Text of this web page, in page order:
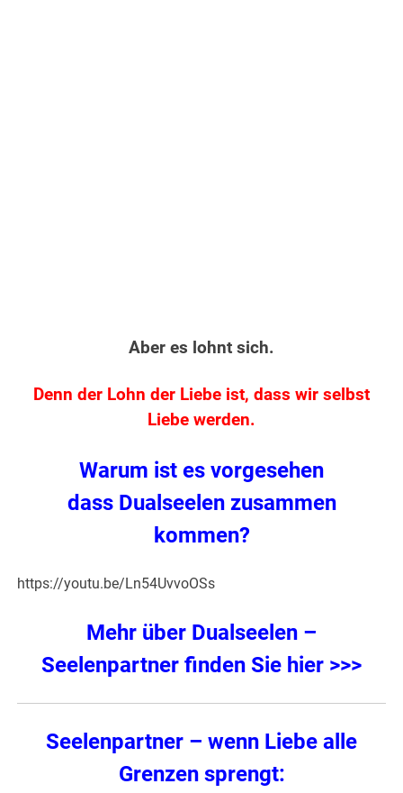
Aber es lohnt sich.
Denn der Lohn der Liebe ist, dass wir selbst
Liebe werden.
Warum ist es vorgesehen
dass Dualseelen zusammen
kommen?
https://youtu.be/Ln54UvvoOSs
Mehr über Dualseelen –
Seelenpartner finden Sie hier >>>
Seelenpartner – wenn Liebe alle
Grenzen sprengt: